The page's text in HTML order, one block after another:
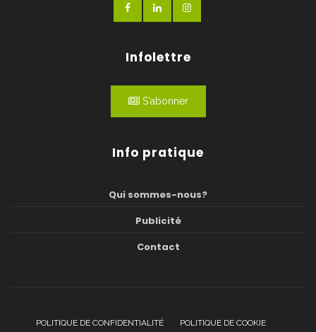
Infolettre
S'abonner
Info pratique
Qui sommes-nous?
Publicité
Contact
POLITIQUE DE CONFIDENTIALITÉ
POLITIQUE DE COOKIE